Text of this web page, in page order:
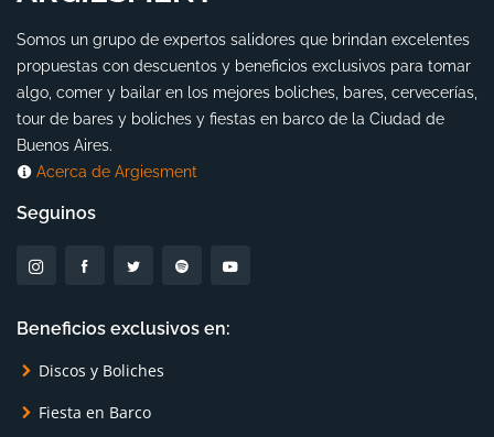
Somos un grupo de expertos salidores que brindan excelentes
propuestas con descuentos y beneficios exclusivos para tomar
algo, comer y bailar en los mejores boliches, bares, cervecerías,
tour de bares y boliches y fiestas en barco de la Ciudad de
Buenos Aires.
Acerca de Argiesment
Seguinos
Beneficios exclusivos en:
Discos y Boliches
Fiesta en Barco